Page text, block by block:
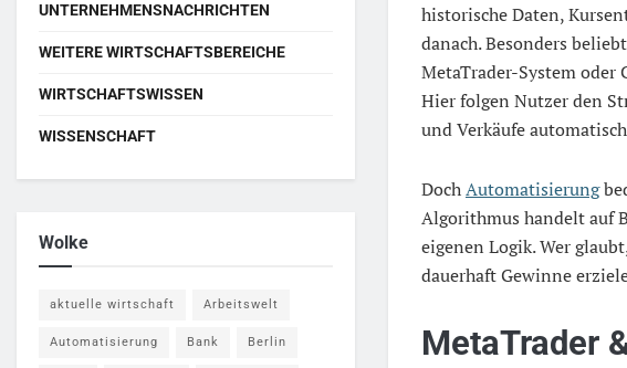
historische Daten,
danach. Besonders
MetaTrader-System
Hier folgen Nutzer den
und Verkäufe
DochAutomatisierung
Algorithmus handelt auf
eigenen Logik. Wer
dauerhaft Gewinne
MetaTrader
UNTERNEHMENSNACHRICHTEN
WEITERE WIRTSCHAFTSBEREICHE
WIRTSCHAFTSWISSEN
WISSENSCHAFT
Wolke
aktuelle wirtschaft Arbeitswelt
Automatisierung Bank Berlin